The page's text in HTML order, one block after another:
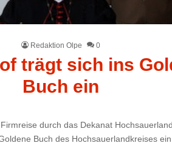
Redaktion Olpe 0
trägt sich ins
Buch ein
durch das Dekanat
Buch des Hochsauerlandkreises